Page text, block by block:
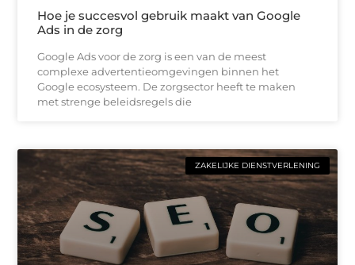
Hoe je succesvol gebruik maakt van Google
Ads in de zorg
Google Ads voor de zorg is een van de meest
complexe advertentieomgevingen binnen het
Google ecosysteem. De zorgsector heeft te maken
met strenge beleidsregels die
ZAKELIJKE DIENSTVERLENING